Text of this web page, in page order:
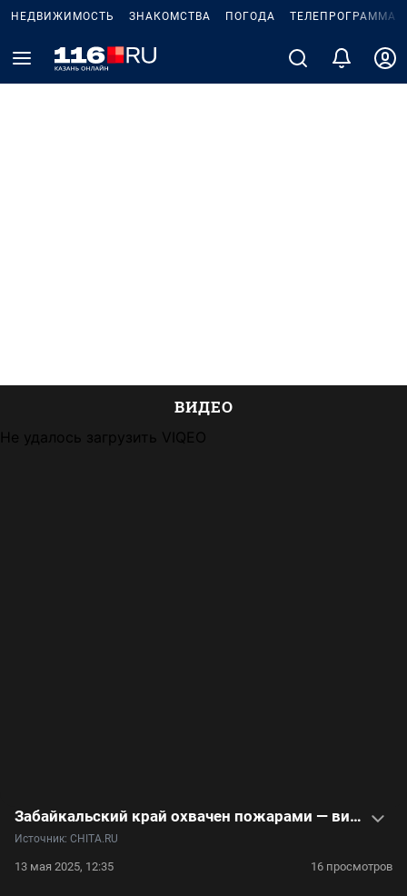
НЕДВИЖИМОСТЬ ЗНАКОМСТВА ПОГОДА ТЕЛЕПРОГРАММА
ВИДЕО
Не удалось загрузить VIQEO
Забайкальский край охвачен пожарами — видео
Источник: CHITA.RU
13 мая 2025, 12:35 16 просмотров